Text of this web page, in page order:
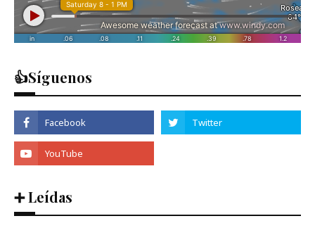
👍Síguenos
➕ Leídas